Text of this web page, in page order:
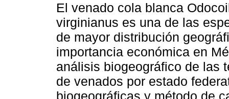
El venado cola blanca
virginianus es una de las
de mayor distribución
importancia económica en
análisis biogeográfico de las
de venados por estado
biogeográficas y método de